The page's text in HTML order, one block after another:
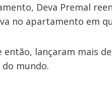
Deva Premal
no apartamento em
então, lançaram mais
mundo.